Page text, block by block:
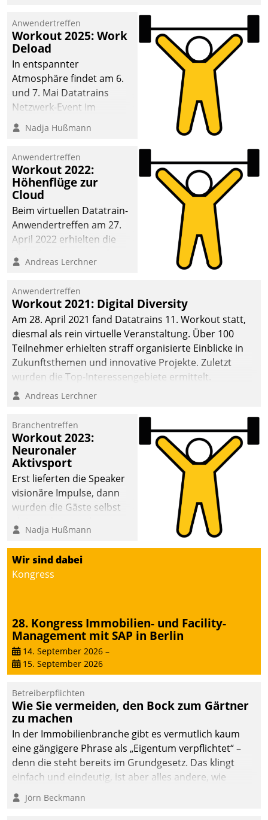
Anwendertreffen
Workout 2025: Work
Deload
In entspannter
Atmosphäre findet am 6.
und 7. Mai Datatrains
Netzwerk-Event im
Kunden- und Partnerkreis
statt. Zentrale Frage: Wie
Mammutprojekte
meistern und Workloads
wuppen – bei zunehmend
anspruchsvollen
Aufgaben und
abnehmendem
Nadja Hußmann
Anwendertreffen
Workout 2022:
Höhenflüge zur
Cloud
Beim virtuellen Datatrain-
Anwendertreffen am 27.
April 2022 erhielten die
Teilnehmer kurzweilige
Cloud-Strategien und -
Lösungen mit hohem
Zukunftspotenzial.
Andreas Lerchner
Anwendertreffen
Workout 2021: Digital Diversity
Am 28. April 2021 fand Datatrains 11. Workout statt,
diesmal als rein virtuelle Veranstaltung. Über 100
Teilnehmer erhielten straff organisierte Einblicke in
Zukunftsthemen und innovative Projekte. Zuletzt
wurden die Top-Interessengebiete ermittelt.
Andreas Lerchner
Branchentreffen
Workout 2023:
Neuronaler
Aktivsport
Erst lieferten die Speaker
visionäre Impulse, dann
wurden die Gäste selbst
methodisch
Vernetzungsideen fürs
Quartier. Dazwischen
zeigte Datatrain, was es
Nadja Hußmann
Wir sind dabei
Kongress
28. Kongress Immobilien- und Facility-
Management mit SAP in Berlin
14. September 2026 –
15. September 2026
Betreiberpflichten
Wie Sie vermeiden, den Bock zum Gärtner
zu machen
In der Immobilienbranche gibt es vermutlich kaum
eine gängigere Phrase als „Eigentum verpflichtet“ –
denn die steht bereits im Grundgesetz. Das klingt
einfach und eindeutig, ist aber alles andere, wie
Branchenbeschäftigte wissen. Denn mit der
Verantwortung folgen Verpflichtungen.
Jörn Beckmann